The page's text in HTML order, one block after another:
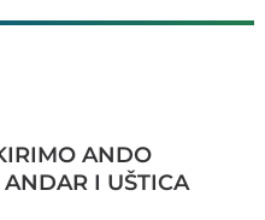
ANDO
I UŠTICA